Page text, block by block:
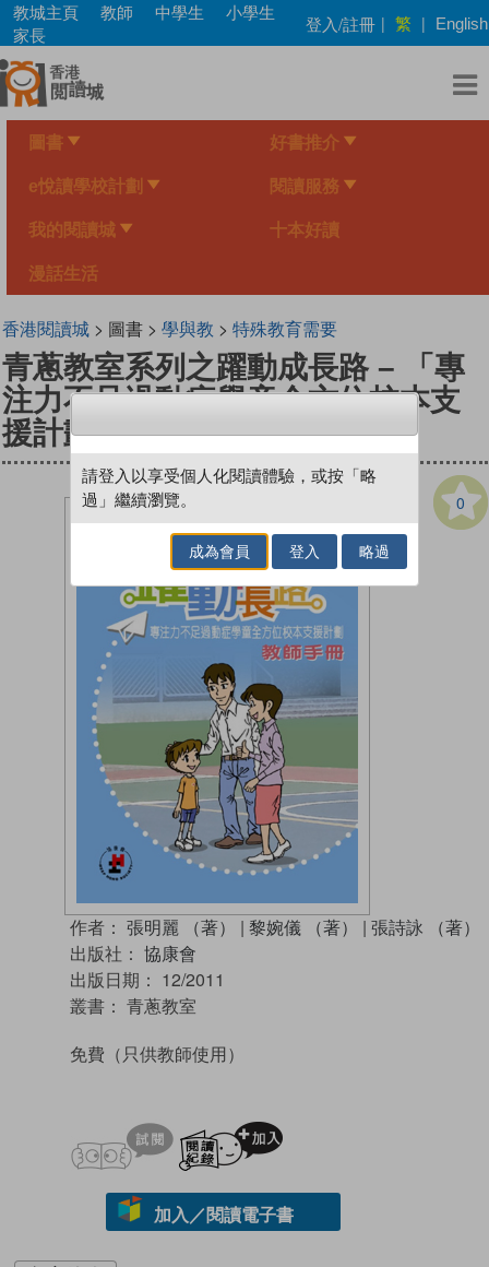
Skip
main
content
教城主頁 教師 中學生
小學生
家長
登入/註冊 | 繁 | English
圖書 好書推介
e悅讀學校計劃 閱讀服務
我的閱讀城 十本好讀
漫話生活
香港閱讀城> 圖書 > 學與教 > 特殊教育需要
青蔥教室系列之躍動成長路 – 「專
注力不足過動症學童全方位校本支
援計劃」教師手冊
0
作者： 張明麗 （著） | 黎婉儀 （著） | 張詩詠 （著）
出版社： 協康會
出版日期： 12/2011
叢書： 青蔥教室
免費 （只供教師使用）
試閲
加入／閱讀電子書
請登入以享受個人化閱讀體驗，或按「略
過」繼續瀏覽。
成為會員 登入 略過